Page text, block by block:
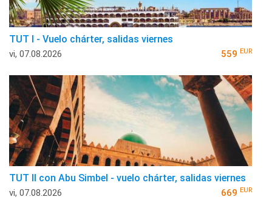
TUT I - Vuelo chárter, salidas viernes
vi, 07.08.2026 559 EUR
TUT II con Abu Simbel - vuelo chárter, salidas viernes
vi, 07.08.2026 669 EUR